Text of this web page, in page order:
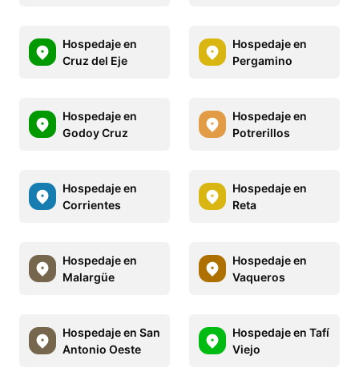
Hospedaje en
Cruz del Eje
Hospedaje en
Pergamino
Hospedaje en
Godoy Cruz
Hospedaje en
Potrerillos
Hospedaje en
Corrientes
Hospedaje en
Reta
Hospedaje en
Malargüe
Hospedaje en
Vaqueros
Hospedaje en San
Antonio Oeste
Hospedaje en Tafí
Viejo